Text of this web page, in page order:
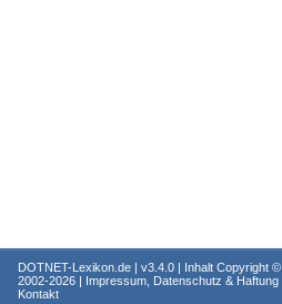
DOTNET-Lexikon.de | v3.4.0 | Inhalt Copyright ©
2002-2026 | Impressum, Datenschutz & Haftung
Kontakt